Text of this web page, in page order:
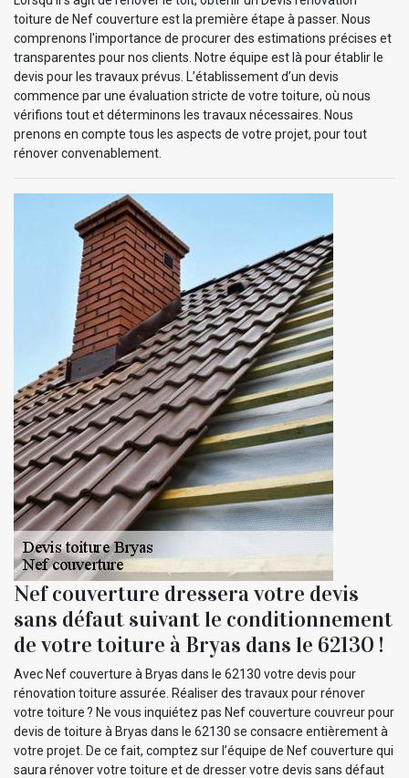
toiture de Nef couverture est la première étape à passer. Nous
comprenons l'importance de procurer des estimations précises et
transparentes pour nos clients. Notre équipe est là pour établir le
devis pour les travaux prévus. L’établissement d’un devis
commence par une évaluation stricte de votre toiture, où nous
vérifions tout et déterminons les travaux nécessaires. Nous
prenons en compte tous les aspects de votre projet, pour tout
rénover convenablement.
Nef couverture dressera votre devis
sans défaut suivant le conditionnement
de votre toiture à Bryas dans le 62130 !
Avec Nef couverture à Bryas dans le 62130 votre devis pour
rénovation toiture assurée. Réaliser des travaux pour rénover
votre toiture ? Ne vous inquiétez pas Nef couverture couvreur pour
devis de toiture à Bryas dans le 62130 se consacre entièrement à
votre projet. De ce fait, comptez sur l’équipe de Nef couverture qui
saura rénover votre toiture et de dresser votre devis sans défaut